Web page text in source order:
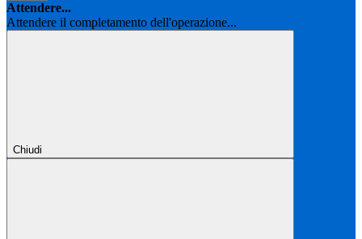
Attendere...
Attendere il completamento dell'operazione...
Chiudi